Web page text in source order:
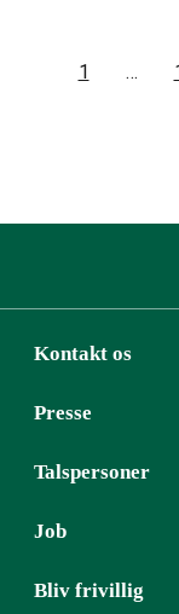
1 …
Kontakt os
Presse
Talspersoner
Job
Bliv frivillig